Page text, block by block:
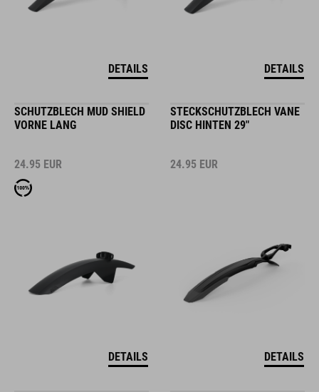
DETAILS DETAILS
SCHUTZBLECH MUD SHIELD
VORNE LANG
24.95 EUR
DETAILS
STECKSCHUTZBLECH VANE
DISC HINTEN 29"
24.95 EUR
DETAILS